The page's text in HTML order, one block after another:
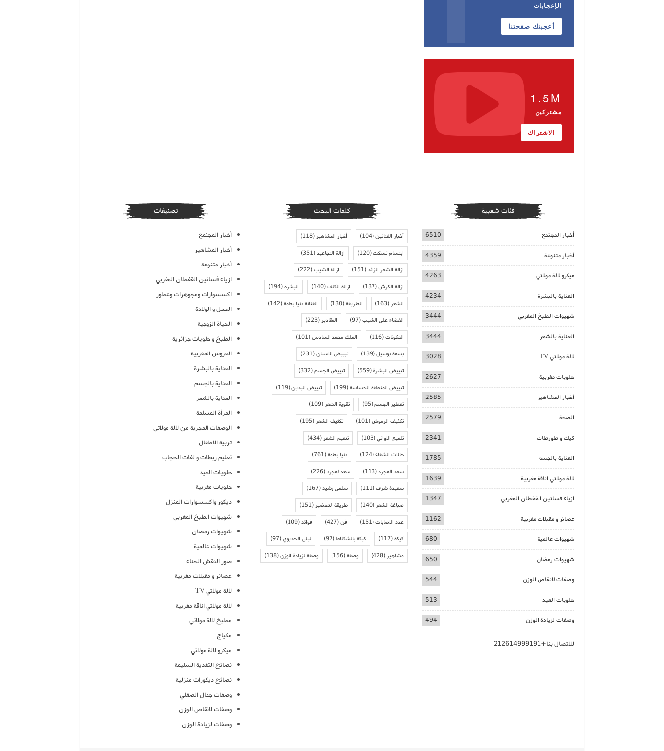
الإعجابات
أعجبتك صفحتنا
1.5M
مشتركين
الاشتراك
فئات شعبية
أخبار المجتمع 6510
أخبار متنوعة 4359
ميكرو لالة مولاتي 4263
العناية بالبشرة 4234
شهيوات الطبخ المغربي 3444
العناية بالشعر 3444
لالة مولاتي TV 3028
حلويات مغربية 2627
أخبار المشاهير 2585
الصحة 2579
كيك و طورطات 2341
العناية بالجسم 1785
لالة مولاتي اناقة مغربية 1639
ازياء فساتين القفطان المغربي 1347
عصائر و مقبلات مغربية 1162
شهيوات عالمية 680
شهيوات رمضان 650
وصفات لانقاص الوزن 544
حلويات العيد 513
وصفات لزيادة الوزن 494
للاتصال بنا+212614999191
كلمات البحث
أخبار الفنانين(104) أخبار المشاهير(118)
ابتسام تسكت(120) ازالة التجاعيد(351)
ازالة الشعر الزائد(151) ازالة الشيب(222)
ازالة الكرش(137) ازالة الكلف(140) البشرة(194)
الشعر(163) الطريقة(130) الفنانة دنيا بطمة(142)
القضاء على الشيب(97) المقادير(223)
المكونات(116) الملك محمد السادس(101)
بسمة بوسيل(139) تبييض الاسنان(231)
تبييض البشرة(559) تبييض الجسم(332)
تبييض المنطقة الحساسة(199) تبييض اليدين(119)
تعطير الجسم(95) تقوية الشعر(109)
تكثيف الرموش(101) تكثيف الشعر(195)
تلميع الاواني(103) تنعيم الشعر(434)
حالات الشفاء(124) دنيا بطمة(761)
سعد المجرد(113) سعد لمجرد(226)
سعيدة شرف(111) سلمى رشيد(167)
صباغة الشعر(140) طريقة التحضير(151)
عدد الاصابات(151) فن(427) فوائد(109)
كيكة(117) كيكة بالشكلاط(97) ليلى الحديوي(97)
مشاهير(428) وصفة(156) وصفة لزيادة الوزن(138)
تصنيفات
أخبار المجتمع
أخبار المشاهير
أخبار متنوعة
ازياء فساتين القفطان المغربي
اكسسوارات ومجوهرات وعطور
الحمل و الولادة
الحياة الزوجية
الطبخ و حلويات جزائرية
العروس المغربية
العناية بالبشرة
العناية بالجسم
العناية بالشعر
المرأة المسلمة
الوصفات المجربة من لالة مولاتي
تربية الاطفال
تعليم ربطات و لفات الحجاب
حلويات العيد
حلويات مغربية
ديكور واكسسوارات المنزل
شهيوات الطبخ المغربي
شهيوات رمضان
شهيوات عالمية
صور النقش الحناء
عصائر و مقبلات مغربية
لالة مولاتي TV
لالة مولاتي اناقة مغربية
مطبخ لالة مولاتي
مكياج
ميكرو لالة مولاتي
نصائح التغذية السليمة
نصائح ديكورات منزلية
وصفات جمال الصقلي
وصفات لانقاص الوزن
وصفات لزيادة الوزن